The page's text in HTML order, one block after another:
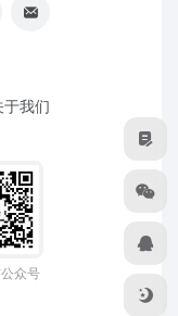
于我们
众号